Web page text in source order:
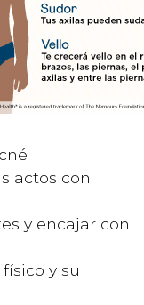
actos con
y encajar con
y su